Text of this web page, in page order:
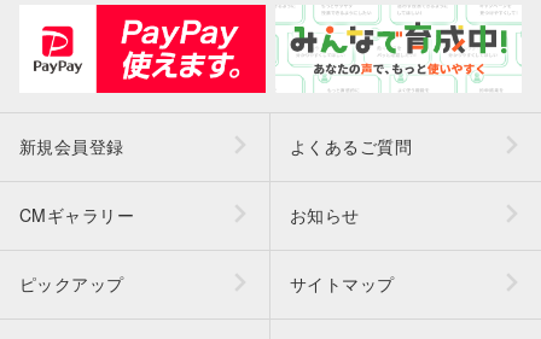
新規会員登録 よくあるご質問
CMギャラリー お知らせ
ピックアップ サイトマップ